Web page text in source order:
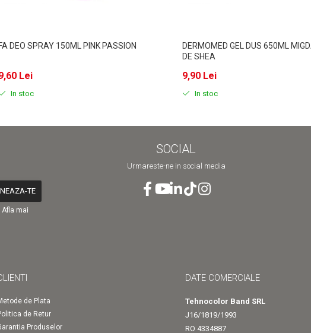
DEO SPRAY 150ML PINK PASSION
Lei
In stoc
DERMOMED GEL DUS 650ML
DE SHEA
9,90 Lei
In stoc
mai
SOCIAL
Urmareste-ne in social media
de Plata
de Retur
Produselor
DATE COMERCIALE
Tehnocolor Band SRL
J16/1819/1993
RO 4334887